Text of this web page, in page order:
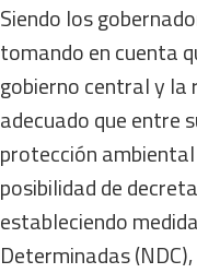
Siendo los
tomando en cuenta
gobierno central y
adecuado que entre
protección
posibilidad de
estableciendo
Determinadas